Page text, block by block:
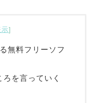
]
無料フリーソフ
を言っていく